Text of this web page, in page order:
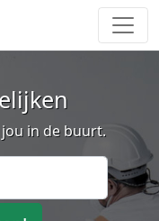
in de buurt.